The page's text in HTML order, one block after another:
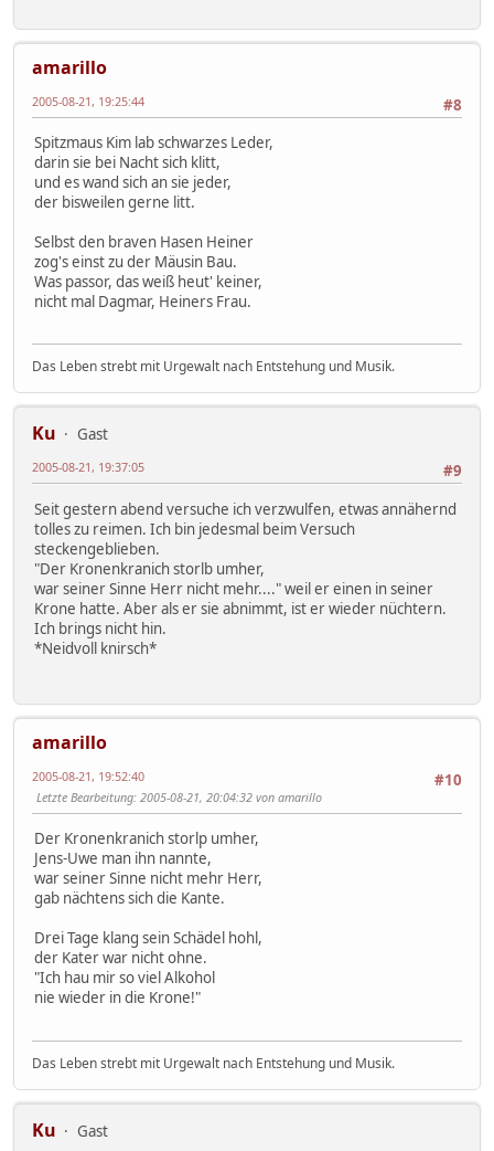
amarillo
#8
2005-08-21, 19:25:44
Spitzmaus Kim lab schwarzes Leder,
darin sie bei Nacht sich klitt,
und es wand sich an sie jeder,
der bisweilen gerne litt.
Selbst den braven Hasen Heiner
zog's einst zu der Mäusin Bau.
Was passor, das weiß heut' keiner,
nicht mal Dagmar, Heiners Frau.
Das Leben strebt mit Urgewalt nach Entstehung und Musik.
Ku
Gast
#9
2005-08-21, 19:37:05
Seit gestern abend versuche ich verzwulfen, etwas annähernd
tolles zu reimen. Ich bin jedesmal beim Versuch
steckengeblieben.
"Der Kronenkranich storlb umher,
war seiner Sinne Herr nicht mehr...." weil er einen in seiner
Krone hatte. Aber als er sie abnimmt, ist er wieder nüchtern.
Ich brings nicht hin.
*Neidvoll knirsch*
amarillo
#10
2005-08-21, 19:52:40
Letzte Bearbeitung: 2005-08-21, 20:04:32 von amarillo
Der Kronenkranich storlp umher,
Jens-Uwe man ihn nannte,
war seiner Sinne nicht mehr Herr,
gab nächtens sich die Kante.
Drei Tage klang sein Schädel hohl,
der Kater war nicht ohne.
"Ich hau mir so viel Alkohol
nie wieder in die Krone!"
Das Leben strebt mit Urgewalt nach Entstehung und Musik.
Ku
Gast